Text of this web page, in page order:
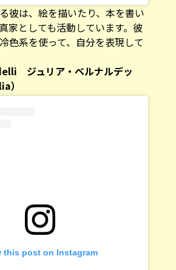
彼は、絵を描いたり、本を書い
家としても活動しています。彼
色系を使って、自分を表現して
ジュリア・ベルナルデッ
）
this post on Instagram